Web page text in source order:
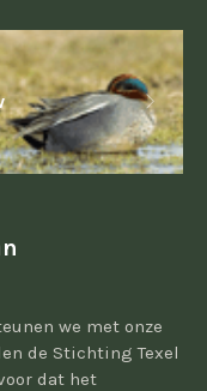
we met onze
de Stichting Texel
dat het